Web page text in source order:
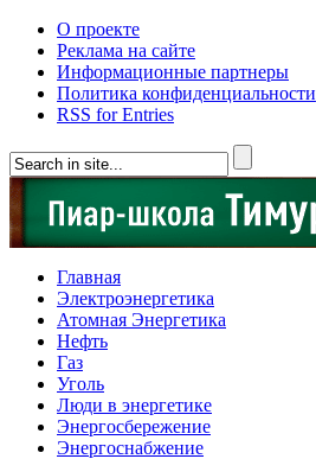
О проекте
Реклама на сайте
Информационные партнеры
Политика конфиденциальности
RSS for Entries
Главная
Электроэнергетика
Атомная Энергетика
Нефть
Газ
Уголь
Люди в энергетике
Энергосбережение
Энергоснабжение